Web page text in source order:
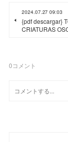
2024.07.27 09:03
{pdf descargar}
CRIATURAS
0コメント